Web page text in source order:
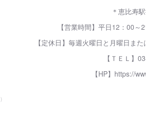
＊恵比寿
【営業時間】平日12：00
【定休日】毎週火曜日と月曜日ま
【ＴＥＬ】
【HP】https://
)